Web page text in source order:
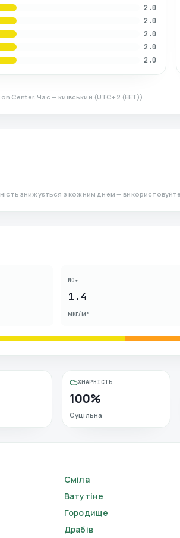
2.0
2.0
2.0
2.0
2.0
Center. Час — київський (UTC+2 (EET)).
знижується з кожним днем —
NO₂
1.4
мкг/м³
ХМАРНІСТЬ
100%
Суцільна
Сміла
Ватутіне
Городище
Драбів